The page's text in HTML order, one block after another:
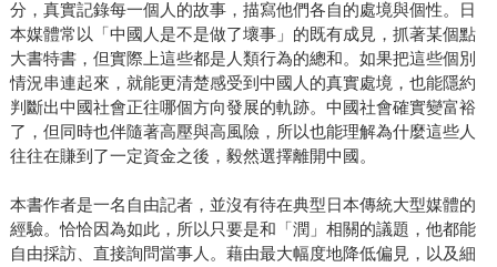
分，真實記錄每一個人的故事，描寫他們各自的處境與個性。日
本媒體常以「中國人是不是做了壞事」的既有成見，抓著某個點
大書特書，但實際上這些都是人類行為的總和。如果把這些個別
情況串連起來，就能更清楚感受到中國人的真實處境，也能隱約
判斷出中國社會正往哪個方向發展的軌跡。中國社會確實變富裕
了，但同時也伴隨著高壓與高風險，所以也能理解為什麼這些人
往往在賺到了一定資金之後，毅然選擇離開中國。
本書作者是一名自由記者，並沒有待在典型日本傳統大型媒體的
經驗。恰恰因為如此，所以只要是和「潤」相關的議題，他都能
自由採訪、直接詢問當事人。藉由最大幅度地降低偏見，以及細